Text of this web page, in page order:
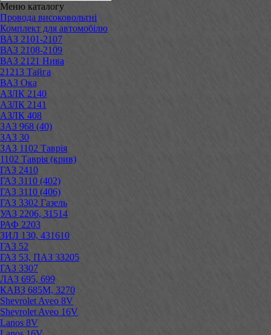
Меню каталогу
Провода високовольтні
Комплект для автомобілю
ВАЗ 2101-2107
ВАЗ 2108-2109
ВАЗ 2121 Нива
21213 Тайга
ВАЗ Ока
АЗЛК 2140
АЗЛК 2141
АЗЛК 408
ЗАЗ 968 (40)
ЗАЗ 30
ЗАЗ 1102 Таврія
1102 Таврія (крив)
ГАЗ 2410
ГАЗ 3110 (402)
ГАЗ 3110 (406)
ГАЗ 3302 Газель
УАЗ 2206, 31514
РАФ 2203
ЗИЛ 130, 431610
ГАЗ 52
ГАЗ 53, ПАЗ 33205
ГАЗ 3307
ЛАЗ 695, 699
КАВЗ 685М, 3270
Shevrolet Aveo 8V
Shevrolet Aveo 16V
Lanos 8V